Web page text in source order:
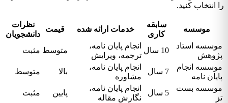
را انتخاب کنید.
موسسه
سابقه
کاری
خدمات ارائه شده قیمت
نظرات
دانشجویان
موسسه استاد
پژوهش
10 سال
انجام پایان نامه،
ترجمه، ویرایش
متوسط مثبت
موسسه انجام
پایان نامه
7 سال
انجام پایان نامه،
مشاوره
بالا
متوسط
موسسه بست
تز
5 سال
انجام پایان نامه،
نگارش مقاله
پایین مثبت